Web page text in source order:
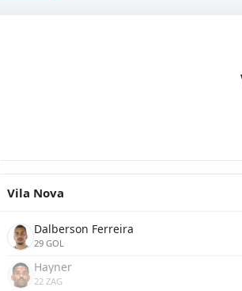
Vila Nova
Dalberson Ferreira
29 GOL
Hayner
22 ZAG